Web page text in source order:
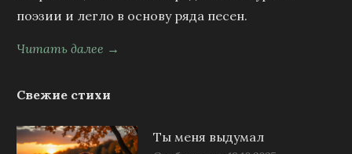
поэзии и легло в основу ряда песен.
Читать далее →
Свежие стихи
Ты меня выдумал